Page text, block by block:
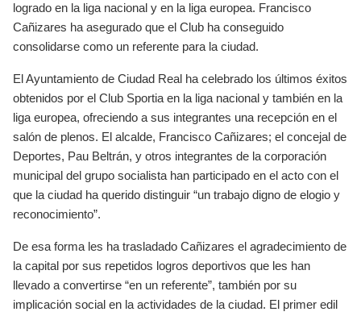
logrado en la liga nacional y en la liga europea. Francisco
Cañizares ha asegurado que el Club ha conseguido
consolidarse como un referente para la ciudad.
El Ayuntamiento de Ciudad Real ha celebrado los últimos éxitos
obtenidos por el Club Sportia en la liga nacional y también en la
liga europea, ofreciendo a sus integrantes una recepción en el
salón de plenos. El alcalde, Francisco Cañizares; el concejal de
Deportes, Pau Beltrán, y otros integrantes de la corporación
municipal del grupo socialista han participado en el acto con el
que la ciudad ha querido distinguir “un trabajo digno de elogio y
reconocimiento”.
De esa forma les ha trasladado Cañizares el agradecimiento de
la capital por sus repetidos logros deportivos que les han
llevado a convertirse “en un referente”, también por su
implicación social en la actividades de la ciudad. El primer edil